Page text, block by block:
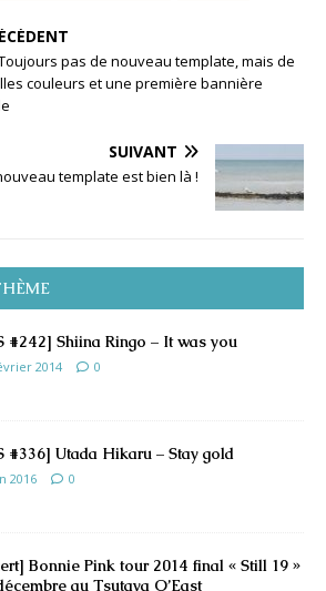
pas de nouveau template, mais de
couleurs et une première bannière
SUIVANT
template est bien là !
#242] Shiina Ringo – It was you
2014 0
#336] Utada Hikaru – Stay gold
2016 0
Bonnie Pink tour 2014 final « Still 19 »
au Tsutaya O’East